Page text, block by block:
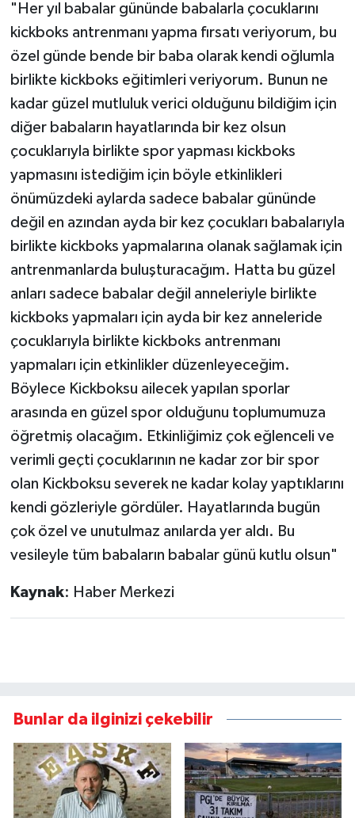
"Her yıl babalar gününde babalarla çocuklarını
kickboks antrenmanı yapma fırsatı veriyorum, bu
özel günde bende bir baba olarak kendi oğlumla
birlikte kickboks eğitimleri veriyorum. Bunun ne
kadar güzel mutluluk verici olduğunu bildiğim için
diğer babaların hayatlarında bir kez olsun
çocuklarıyla birlikte spor yapması kickboks
yapmasını istediğim için böyle etkinlikleri
önümüzdeki aylarda sadece babalar gününde
değil en azından ayda bir kez çocukları babalarıyla
birlikte kickboks yapmalarına olanak sağlamak için
antrenmanlarda buluşturacağım. Hatta bu güzel
anları sadece babalar değil anneleriyle birlikte
kickboks yapmaları için ayda bir kez anneleride
çocuklarıyla birlikte kickboks antrenmanı
yapmaları için etkinlikler düzenleyeceğim.
Böylece Kickboksu ailecek yapılan sporlar
arasında en güzel spor olduğunu toplumumuza
öğretmiş olacağım. Etkinliğimiz çok eğlenceli ve
verimli geçti çocuklarının ne kadar zor bir spor
olan Kickboksu severek ne kadar kolay yaptıklarını
kendi gözleriyle gördüler. Hayatlarında bugün
çok özel ve unutulmaz anılarda yer aldı. Bu
vesileyle tüm babaların babalar günü kutlu olsun"
Kaynak: Haber Merkezi
Bunlar da ilginizi çekebilir